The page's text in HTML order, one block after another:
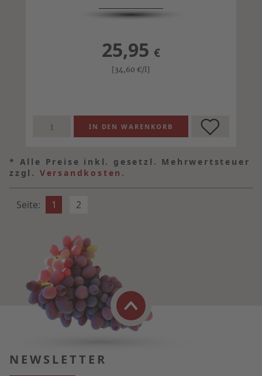
25,95 €
[34,60€/l]
* Alle Preise inkl. gesetzl. Mehrwertsteuer
zzgl. Versandkosten .
Seite: 1 2
NEWSLETTER